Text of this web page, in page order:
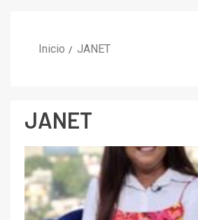
Inicio JANET
JANET